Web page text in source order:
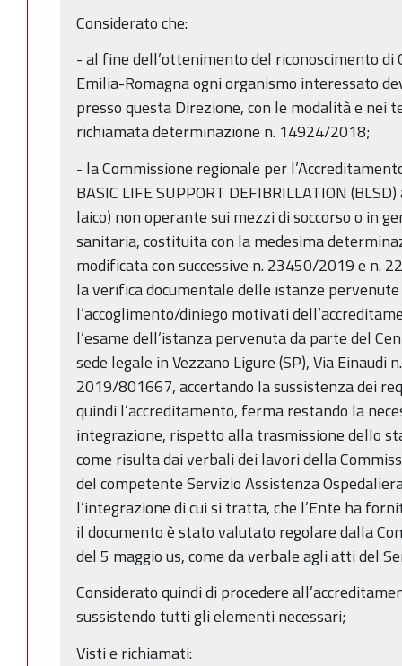
Considerato che:
- al fine dell’ottenimento del riconoscimento
Emilia-Romagna ogni organismo interessato
presso questa Direzione, con le modalità e nei
richiamata determinazione n. 14924/2018;
- la Commissione regionale per
BASIC LIFE SUPPORT DEFIBRILLATION
laico) non operante sui mezzi di soccorso o in
sanitaria, costituita con la medesima
modificata con successive n. 23450/2019 e n.
la verifica documentale delle istanze
l’accoglimento/diniego motivati
l’esame dell’istanza pervenuta da parte del
sede legale in Vezzano Ligure (SP), Via Einaudi
2019/801667, accertando la sussistenza dei
quindi l’accreditamento, ferma restando la
integrazione, rispetto alla trasmissione dello
come risulta dai verbali dei lavori della
del competente Servizio Assistenza
l’integrazione di cui si tratta, che l’Ente ha
il documento è stato valutato regolare dalla
del 5 maggio us, come da verbale agli atti del
Considerato quindi di procedere
sussistendo tutti gli elementi necessari;
Visti e richiamati: